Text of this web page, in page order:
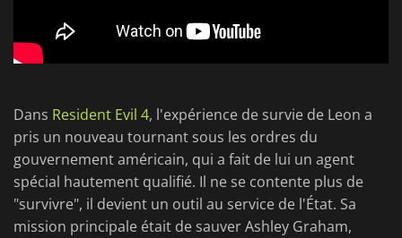
Dans Resident Evil 4, l'expérience de survie de Leon a
pris un nouveau tournant sous les ordres du
gouvernement américain, qui a fait de lui un agent
spécial hautement qualifié. Il ne se contente plus de
"survivre", il devient un outil au service de l'État. Sa
mission principale était de sauver Ashley Graham,